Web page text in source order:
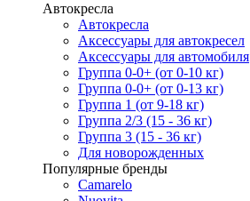
Автокресла
Автокресла
Аксессуары для автокресел
Аксессуары для автомобиля
Группа 0-0+ (от 0-10 кг)
Группа 0-0+ (от 0-13 кг)
Группа 1 (от 9-18 кг)
Группа 2/3 (15 - 36 кг)
Группа 3 (15 - 36 кг)
Для новорожденных
Популярные бренды
Camarelo